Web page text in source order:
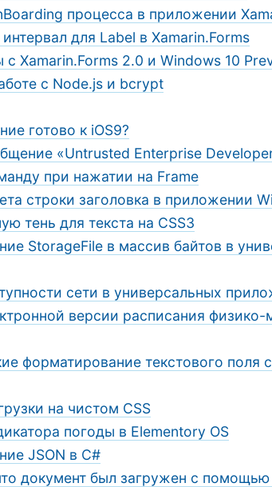
процесса в приложении
для Label в Xamarin.Forms
с Xamarin.Forms 2.0 и Windows 10
с Node.js и bcrypt
готово к iOS9?
«Untrusted Enterprise
при нажатии на Frame
строки заголовка в приложении
тень для текста на CSS3
StorageFile в массив байтов в
сети в универсальных
версии расписания физико-
форматирование текстового
на чистом CSS
погоды в Elementory OS
JSON в C#
документ был загружен с